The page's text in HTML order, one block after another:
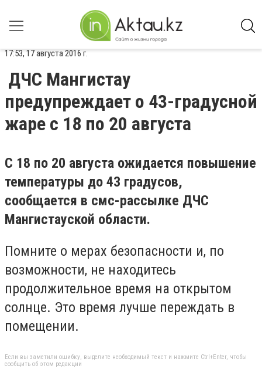
17:53, 17 августа 2016 г.
ДЧС Мангистау
предупреждает о 43-градусной
жаре с 18 по 20 августа
С 18 по 20 августа ожидается повышение
температуры до 43 градусов,
сообщается в смс-рассылке ДЧС
Мангистауской области.
Помните о мерах безопасности и, по
возможности, не находитесь
продолжительное время на открытом
солнце. Это время лучше переждать в
помещении.
Если вы заметили ошибку, выделите необходимый текст и нажмите Ctrl+Enter, чтобы
сообщить об этом редакции